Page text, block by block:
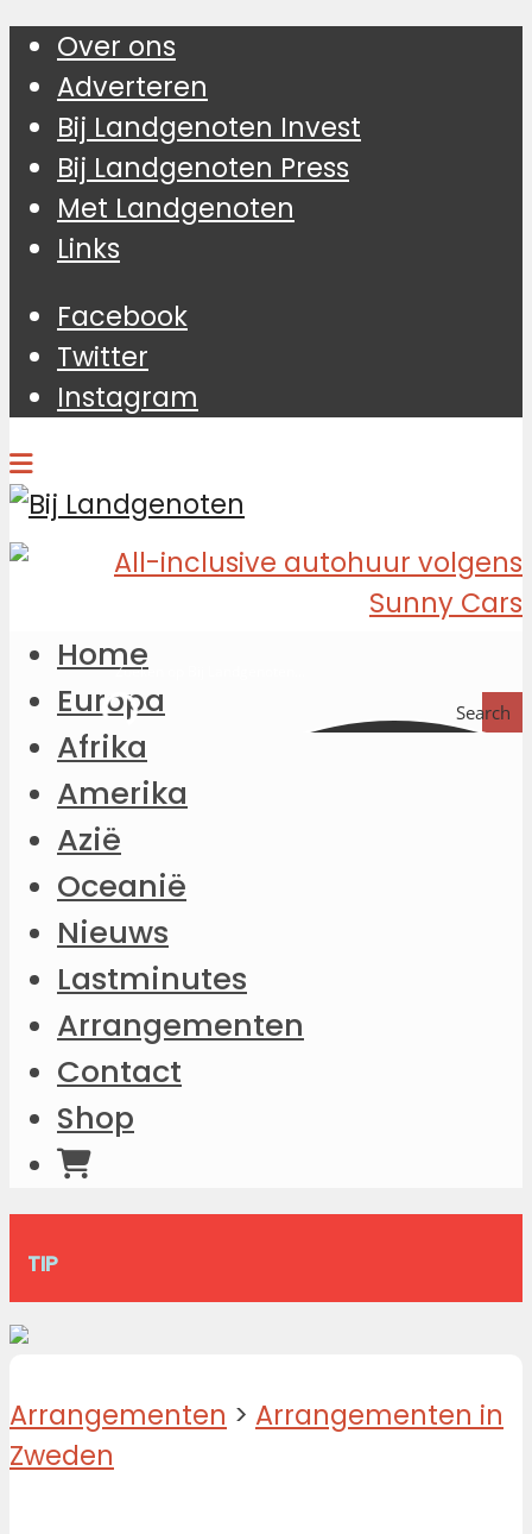
Over ons
Adverteren
Bij Landgenoten Invest
Bij Landgenoten Press
Met Landgenoten
Links
Facebook
Twitter
Instagram
Search
Home
Europa
Afrika
Amerika
Azië
Oceanië
Nieuws
Lastminutes
Arrangementen
Contact
Shop
TIP
Arrangementen > Arrangementen in
Zweden